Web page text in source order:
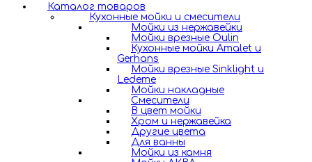
Каталог товаров
Кухонные мойки и смесители
Мойки из нержавейки
Мойки врезные Oulin
Кухонные мойки Amalet и
Gerhans
Мойки врезные Sinklight и
Ledeme
Мойки накладные
Смесители
В цвет мойки
Хром и нержавейка
Другие цвета
Для ванны
Мойки из камня